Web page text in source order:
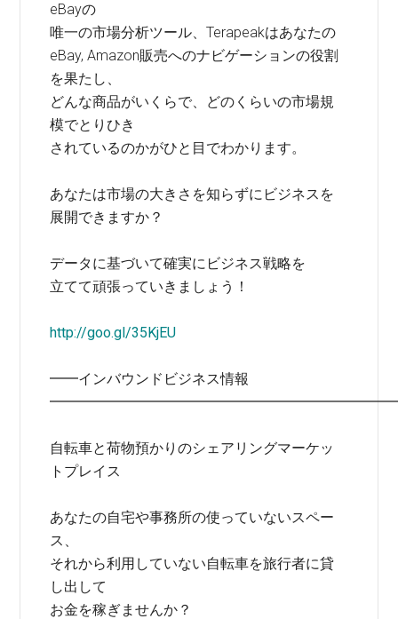
eBayの
唯一の市場分析ツール、Terapeakはあなたの
eBay, Amazon販売へのナビゲーションの役割
を果たし、
どんな商品がいくらで、どのくらいの市場規
模でとりひき
されているのかがひと目でわかります。
あなたは市場の大きさを知らずにビジネスを
展開できますか？
データに基づいて確実にビジネス戦略を
立てて頑張っていきましょう！
http://goo.gl/35KjEU
━━インバウンドビジネス情報
自転車と荷物預かりのシェアリングマーケッ
トプレイス
あなたの自宅や事務所の使っていないスペー
ス、
それから利用していない自転車を旅行者に貸
し出して
お金を稼ぎませんか？